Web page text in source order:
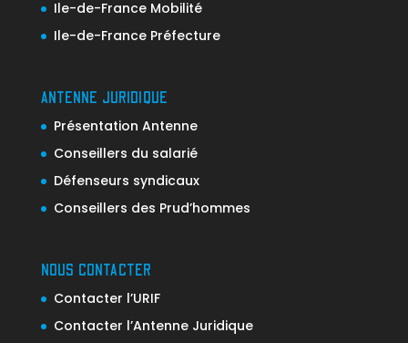
Ile-de-France Mobilité
Ile-de-France Préfecture
ANTENNE JURIDIQUE
Présentation Antenne
Conseillers du salarié
Défenseurs syndicaux
Conseillers des Prud’hommes
NOUS CONTACTER
Contacter l’URIF
Contacter l’Antenne Juridique